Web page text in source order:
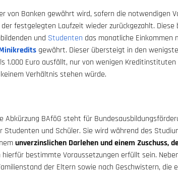
Banken gewährt wird, sofern die notwendigen
festgelegten Laufzeit wieder zurückgezahlt. Diese
und Studenten das monatliche
gewährt. Dieser übersteigt in den
1.000 Euro ausfällt, nur von wenigen
Verhältnis stehen würde.
Abkürzung BAföG steht für
Studenten und Schüler. Sie wird während des
unverzinslichen Darlehen und einem Zuschuss,
bestimmte Voraussetzungen erfüllt sein.
der Eltern sowie nach Geschwistern,